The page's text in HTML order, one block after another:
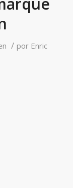
/ por Enric